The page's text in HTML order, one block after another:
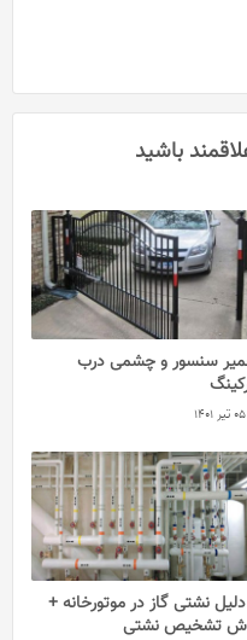
باشید
سنسور و چشمی درب
05 تیر 1401
4 دلیل نشتی گاز در موتورخانه +
تشخیص نشتی